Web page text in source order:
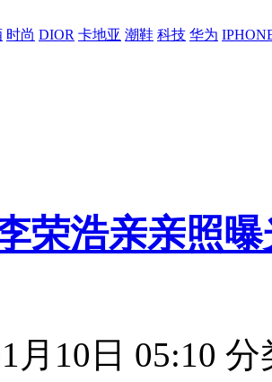
时尚 DIOR 卡地亚 潮鞋 科技 华为
荣浩亲亲照
月10日 05:10 分